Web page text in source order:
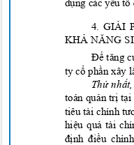
dụng các yếu
4. GIẢI
KHẢ NĂNG
Để tăng
ty cổphần xây
Thứnhấ
toán quản trịtại
tiêu tài chính
hiệu quả tài
định điều chỉ